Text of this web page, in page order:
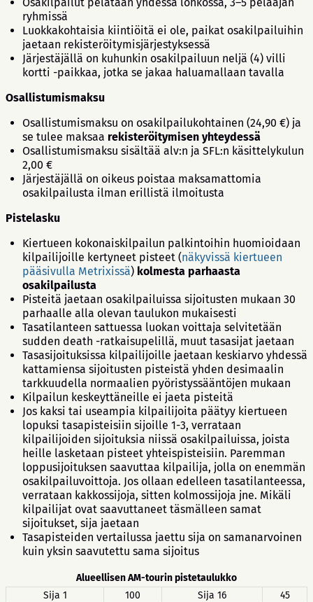
ryhmissä
Luokkakohtaisia kiintiöitä ei ole, paikat osakilpailuihin
jaetaan rekisteröitymisjärjestyksessä
Järjestäjällä on kuhunkin osakilpailuun neljä (4) villi
kortti -paikkaa, jotka se jakaa haluamallaan tavalla
Osallistumismaksu
Osallistumismaksu on osakilpailukohtainen (24,90 €) ja
se tulee maksaa rekisteröitymisen yhteydessä
Osallistumismaksu sisältää alv:n ja SFL:n käsittelykulun
2,00 €
Järjestäjällä on oikeus poistaa maksamattomia
osakilpailusta ilman erillistä ilmoitusta
Pistelasku
Kiertueen kokonaiskilpailun palkintoihin huomioidaan
kilpailijoille kertyneet pisteet (näkyvissä kiertueen
pääsivulla Metrixissä) kolmesta parhaasta
osakilpailusta
Pisteitä jaetaan osakilpailuissa sijoitusten mukaan 30
parhaalle alla olevan taulukon mukaisesti
Tasatilanteen sattuessa luokan voittaja selvitetään
sudden death -ratkaisupelillä, muut tasasijat jaetaan
Tasasijoituksissa kilpailijoille jaetaan keskiarvo yhdessä
kattamiensa sijoitusten pisteistä yhden desimaalin
tarkkuudella normaalien pyöristyssääntöjen mukaan
Kilpailun keskeyttäneille ei jaeta pisteitä
Jos kaksi tai useampia kilpailijoita päätyy kiertueen
lopuksi tasapisteisiin sijoille 1-3, verrataan
kilpailijoiden sijoituksia niissä osakilpailuissa, joista
heille lasketaan pisteet yhteispisteisiin. Paremman
loppusijoituksen saavuttaa kilpailija, jolla on enemmän
osakilpailuvoittoja. Jos ollaan edelleen tasatilanteessa,
verrataan kakkossijoja, sitten kolmossijoja jne. Mikäli
kilpailijat ovat saavuttaneet täsmälleen samat
sijoitukset, sija jaetaan
Tasapisteiden vertailussa jaettu sija on samanarvoinen
kuin yksin saavutettu sama sijoitus
Alueellisen AM-tourin pistetaulukko
Sija 1
100 Sija 16
45